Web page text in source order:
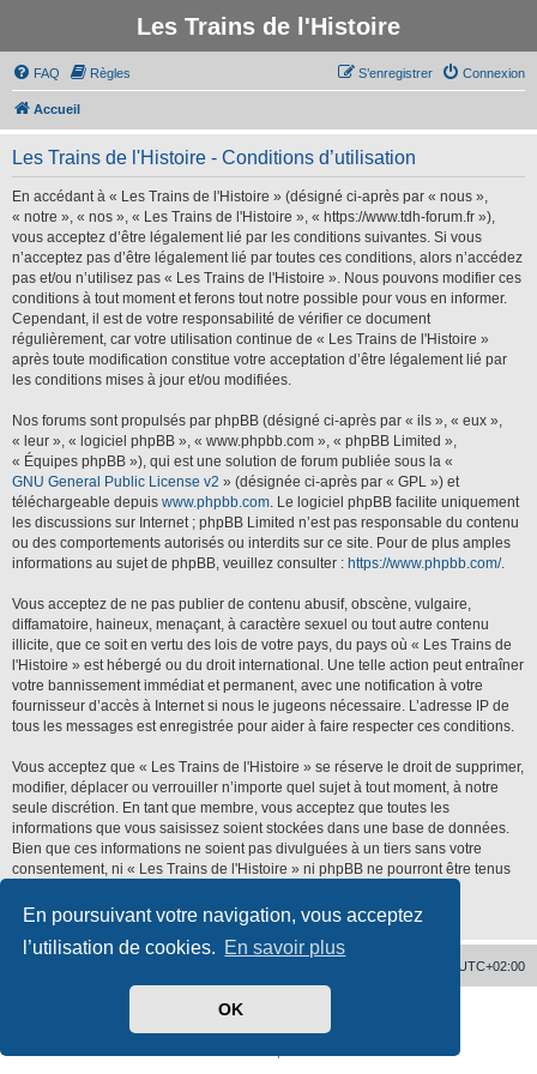
En poursuivant votre navigation, vous acceptez
l’utilisation de cookies. En savoir plus
OK
Les Trains de l'Histoire
FAQ Règles Connexion
S’enregistrer
Accueil
Les Trains de l'Histoire - Conditions d’utilisation
En accédant à « Les Trains de l'Histoire » (désigné ci-après par « nous »,
« notre », « nos », « Les Trains de l'Histoire », « https://www.tdh-forum.fr »),
vous acceptez d’être légalement lié par les conditions suivantes. Si vous
n’acceptez pas d’être légalement lié par toutes ces conditions, alors n’accédez
pas et/ou n’utilisez pas « Les Trains de l'Histoire ». Nous pouvons modifier ces
conditions à tout moment et ferons tout notre possible pour vous en informer.
Cependant, il est de votre responsabilité de vérifier ce document
régulièrement, car votre utilisation continue de « Les Trains de l'Histoire »
après toute modification constitue votre acceptation d’être légalement lié par
les conditions mises à jour et/ou modifiées.
Nos forums sont propulsés par phpBB (désigné ci-après par « ils », « eux »,
« leur », « logiciel phpBB », « www.phpbb.com », « phpBB Limited »,
« Équipes phpBB »), qui est une solution de forum publiée sous la «
GNU General Public License v2 » (désignée ci-après par « GPL ») et
téléchargeable depuis www.phpbb.com. Le logiciel phpBB facilite uniquement
les discussions sur Internet ; phpBB Limited n’est pas responsable du contenu
ou des comportements autorisés ou interdits sur ce site. Pour de plus amples
informations au sujet de phpBB, veuillez consulter : https://www.phpbb.com/.
Vous acceptez de ne pas publier de contenu abusif, obscène, vulgaire,
diffamatoire, haineux, menaçant, à caractère sexuel ou tout autre contenu
illicite, que ce soit en vertu des lois de votre pays, du pays où « Les Trains de
l'Histoire » est hébergé ou du droit international. Une telle action peut entraîner
votre bannissement immédiat et permanent, avec une notification à votre
fournisseur d’accès à Internet si nous le jugeons nécessaire. L’adresse IP de
tous les messages est enregistrée pour aider à faire respecter ces conditions.
Vous acceptez que « Les Trains de l'Histoire » se réserve le droit de supprimer,
modifier, déplacer ou verrouiller n’importe quel sujet à tout moment, à notre
seule discrétion. En tant que membre, vous acceptez que toutes les
informations que vous saisissez soient stockées dans une base de données.
Bien que ces informations ne soient pas divulguées à un tiers sans votre
consentement, ni « Les Trains de l'Histoire » ni phpBB ne pourront être tenus
compromission des données.
UTC+02:00
phpBB ® Forum Software © phpBB Limited
phpBB-fr.com